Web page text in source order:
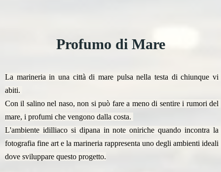
Profumo di Mare
La marineria in una città di mare pulsa nella testa di chiunque vi
abiti.
Con il salino nel naso, non si può fare a meno di sentire i rumori del
mare, i profumi che vengono dalla costa.
L'ambiente idilliaco si dipana in note oniriche quando incontra la
fotografia fine art e la marineria rappresenta uno degli ambienti ideali
dove sviluppare questo progetto.